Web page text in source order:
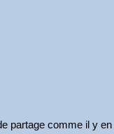
partage comme il y